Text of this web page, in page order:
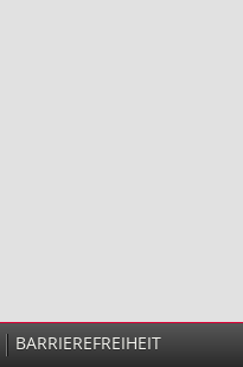
BARRIEREFREIHEIT